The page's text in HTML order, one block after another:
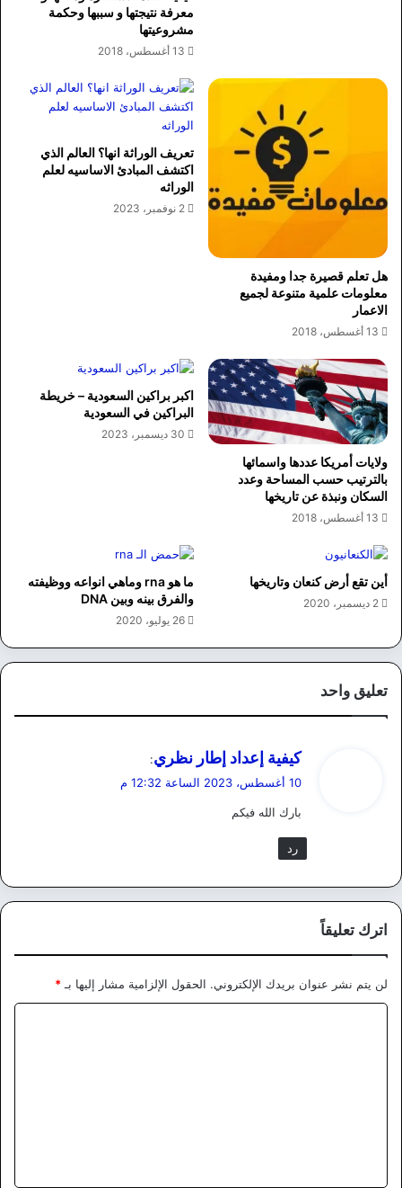
معرفة نتيجتها و سببها وحكمة
مشروعيتها
13 أغسطس، 2018
هل تعلم قصيرة جدا ومفيدة
معلومات علمية متنوعة لجميع
الاعمار
13 أغسطس، 2018
تعريف الوراثة انها؟ العالم الذي
اكتشف المبادئ الاساسيه لعلم
الوراثه
2 نوفمبر، 2023
ولايات أمريكا عددها واسمائها
بالترتيب حسب المساحة وعدد
السكان ونبذة عن تاريخها
13 أغسطس، 2018
اكبر براكين السعودية – خريطة
البراكين في السعودية
30 ديسمبر، 2023
أين تقع أرض كنعان وتاريخها
2 ديسمبر، 2020
ما هو rna وماهي انواعه ووظيفته
والفرق بينه وبين DNA
26 يوليو، 2020
تعليق واحد
ي
ل
كيفية إعداد إطار نظري:
10 أغسطس، 2023 الساعة 12:32 م
بارك الله فيكم
رد
اترك تعليقاً
لن يتم نشر عنوان بريدك الإلكتروني. الحقول الإلزامية مشار إليها بـ *